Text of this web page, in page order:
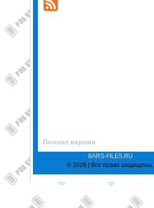
Полная версия
BARS-FILES.RU
© 2026 | Все права защищены.